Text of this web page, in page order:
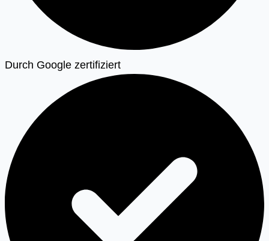
Durch Google zertifiziert